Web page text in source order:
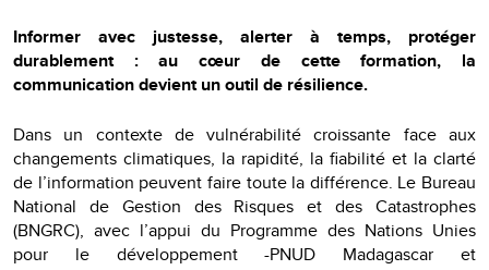
Informer avec justesse, alerter à temps, protéger
durablement : au cœur de cette formation, la
communication devient un outil de résilience.
Dans un contexte de vulnérabilité croissante face aux
changements climatiques, la rapidité, la fiabilité et la clarté
de l’information peuvent faire toute la différence. Le Bureau
National de Gestion des Risques et des Catastrophes
(BNGRC), avec l’appui du Programme des Nations Unies
pour le développement -PNUD Madagascar et